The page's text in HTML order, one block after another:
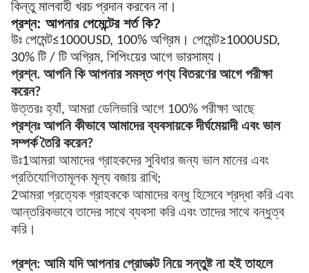
কিন্তু মালবাহী খরচ প্রদান করবেন না।
প্রশ্ন: আপনার পেমেন্টের শর্ত কি?
উঃ পেমেন্ট≤1000USD, 100% অগ্রিম। পেমেন্ট≥1000USD,
30% টি / টি অগ্রিম, শিপিংয়ের আগে ভারসাম্য।
প্রশ্ন. আপনি কি আপনার সমস্ত পণ্য বিতরণের আগে পরীক্ষা
করেন?
উত্তরঃ হ্যাঁ, আমরা ডেলিভারি আগে 100% পরীক্ষা আছে
প্রশ্নঃ আপনি কীভাবে আমাদের ব্যবসায়কে দীর্ঘমেয়াদী এবং ভাল
সম্পর্ক তৈরি করেন?
উঃ1আমরা আমাদের গ্রাহকদের সুবিধার জন্য ভাল মানের এবং
প্রতিযোগিতামূলক মূল্য বজায় রাখি;
2আমরা প্রত্যেক গ্রাহককে আমাদের বন্ধু হিসেবে শ্রদ্ধা করি এবং
আন্তরিকভাবে তাদের সাথে ব্যবসা করি এবং তাদের সাথে বন্ধুত্ব
করি।
প্রশ্ন: আমি যদি আপনার প্রোডাক্ট নিয়ে সন্তুষ্ট না হই তাহলে